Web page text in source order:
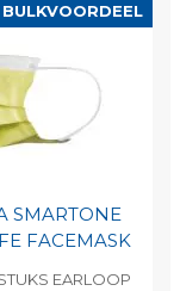
BULKVOORDEEL
SMARTONE
FACEMASK
EARLOOP